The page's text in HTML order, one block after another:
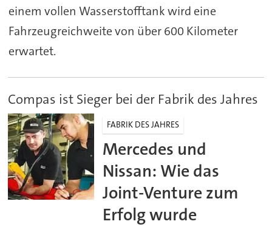
einem vollen Wasserstofftank wird eine
Fahrzeugreichweite von über 600 Kilometer
erwartet.
Compas ist Sieger bei der Fabrik des Jahres
FABRIK DES JAHRES
Mercedes und
Nissan: Wie das
Joint-Venture zum
Erfolg wurde